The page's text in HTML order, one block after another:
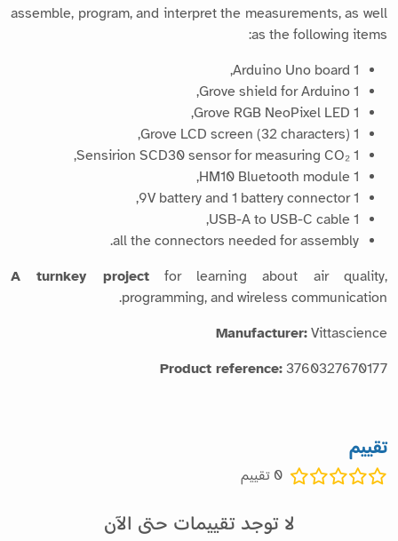
assemble, program, and interpret the measurements, as well
as the following items:
1 Arduino Uno board,
1 Grove shield for Arduino,
1 Grove RGB NeoPixel LED,
1 Grove LCD screen (32 characters),
1 Sensirion SCD30 sensor for measuring CO₂,
1 HM10 Bluetooth module,
1 9V battery and 1 battery connector,
1 USB-A to USB-C cable,
all the connectors needed for assembly.
A turnkey projectfor learning about air quality,
programming, and wireless communication.
Manufacturer: Vittascience
Product reference: 3760327670177
تقييم
0 تقييم
لا توجد تقييمات حتى الآن